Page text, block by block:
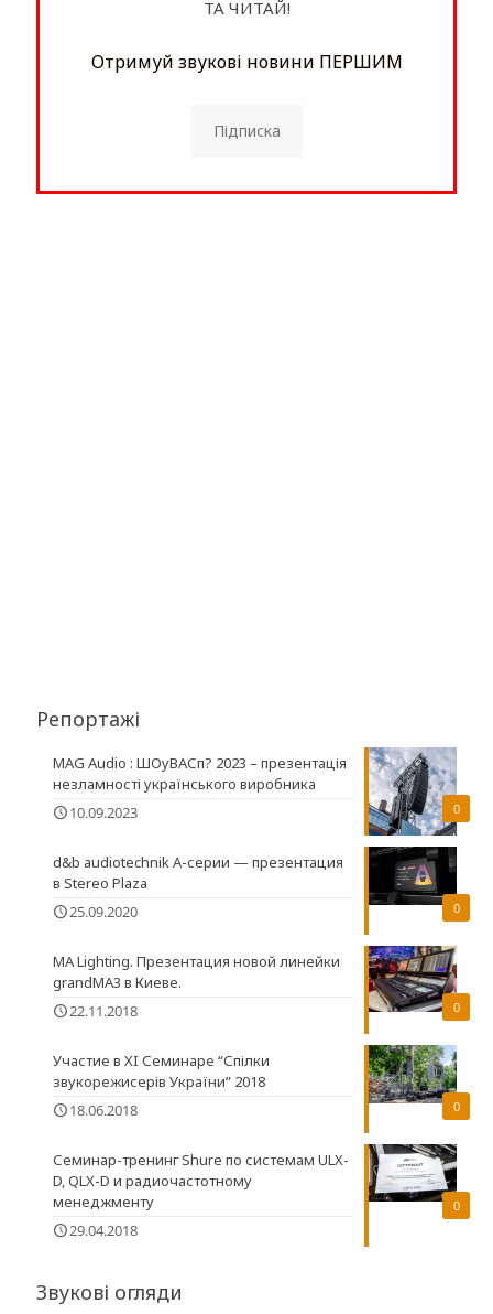
ТА ЧИТАЙ!
Отримуй звукові новини ПЕРШИМ
Підписка
Репортажі
0
MAG Audio : ШОуВАСп? 2023 – презентація
незламності українського виробника
10.09.2023
0
d&b audiotechnik A-серии — презентация
в Stereo Plaza
25.09.2020
0
MA Lighting. Презентация новой линейки
grandMA3 в Киеве.
22.11.2018
0
Участие в XI Семинаре “Спілки
звукорежисерів України” 2018
18.06.2018
0
Семинар-тренинг Shure по системам ULX-
D, QLX-D и радиочастотному
менеджменту
29.04.2018
Звукові огляди